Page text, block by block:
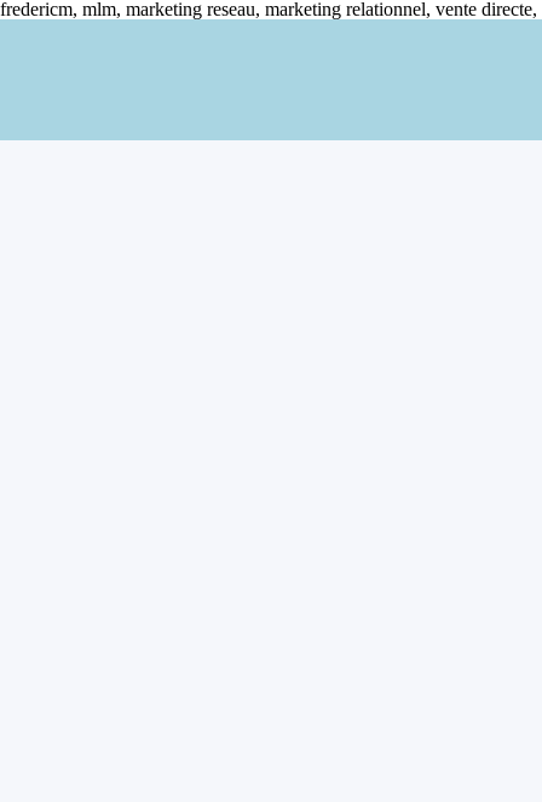
fredericm, mlm, marketing reseau, marketing relationnel, vente